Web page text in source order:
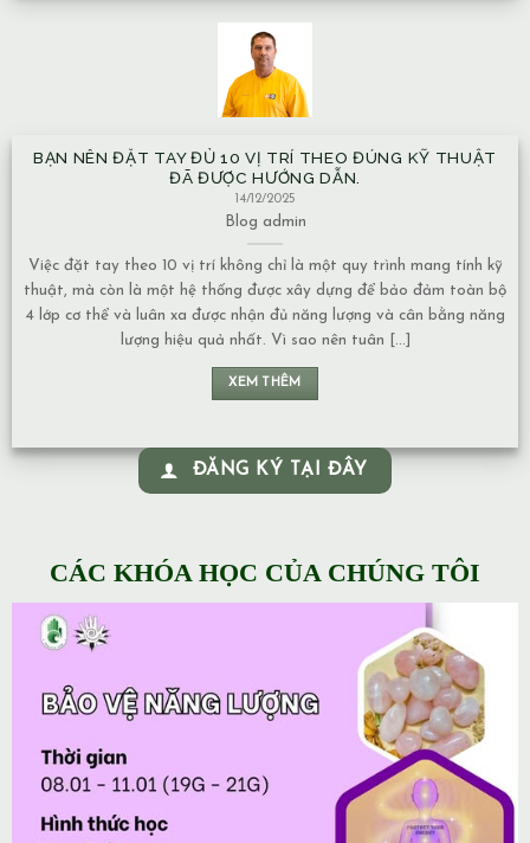
BẠN NÊN ĐẶT TAY ĐỦ 10 VỊ TRÍ THEO ĐÚNG KỸ THUẬT
ĐÃ ĐƯỢC HƯỚNG DẪN.
14/12/2025
Blogadmin
Việc đặt tay theo 10 vị trí không chỉ là một quy trình mang tính kỹ
thuật, mà còn là một hệ thống được xây dựng để bảo đảm toàn bộ
4 lớp cơ thể và luân xa được nhận đủ năng lượng và cân bằng năng
lượng hiệu quả nhất. Vì sao nên tuân [...]
XEM THÊM
ĐĂNG KÝ TẠI ĐÂY
CÁC KHÓA HỌC CỦA CHÚNG TÔI